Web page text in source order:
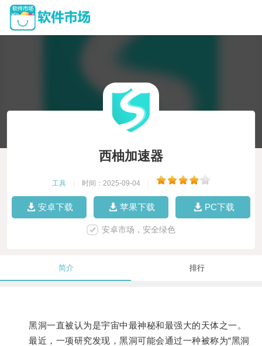
西柚加速器
工具 时间：2025-09-04
安卓下载 苹果下载 PC下载
安卓市场，安全绿色
简介 排行
黑洞一直被认为是宇宙中最神秘和最强大的天体之一。
最近，一项研究发现，黑洞可能会通过一种被称为“黑洞